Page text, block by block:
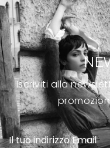
Iscriviti alla